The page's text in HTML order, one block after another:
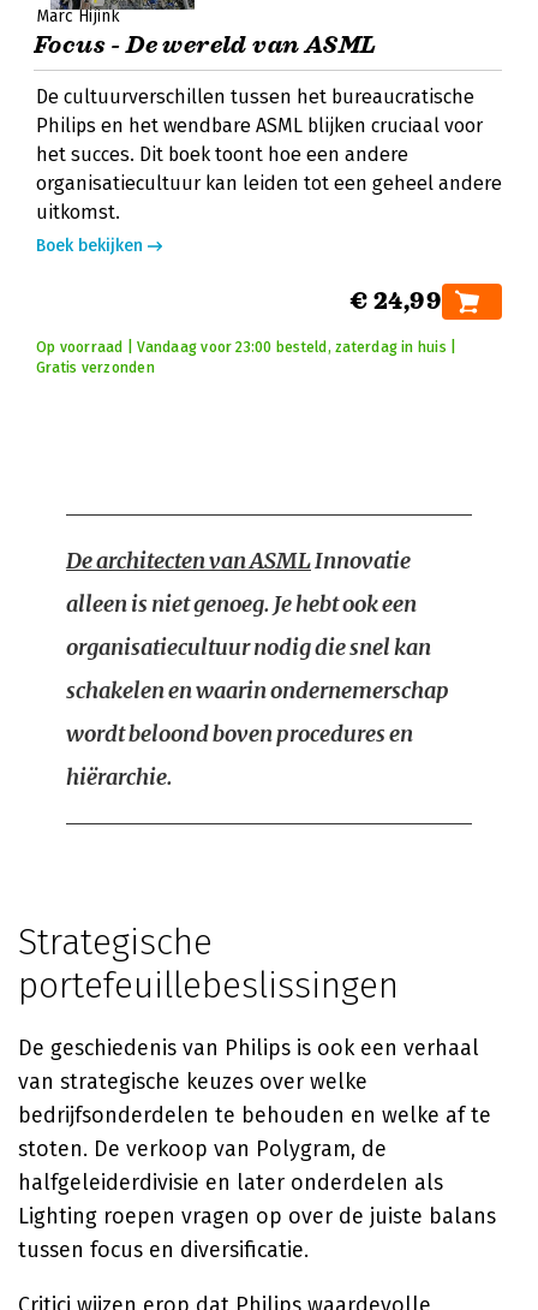
Marc Hijink
Focus - De wereld van ASML
De cultuurverschillen tussen het bureaucratische
Philips en het wendbare ASML blijken cruciaal voor
het succes. Dit boek toont hoe een andere
organisatiecultuur kan leiden tot een geheel andere
uitkomst.
Boek bekijken
€ 24,99
Op voorraad | Vandaag voor 23:00 besteld, zaterdag in huis |
Gratis verzonden
De architecten van ASMLInnovatie
alleen is niet genoeg. Je hebt ook een
organisatiecultuur nodig die snel kan
schakelen en waarin ondernemerschap
wordt beloond boven procedures en
hiërarchie.
Strategische
portefeuillebeslissingen
De geschiedenis van Philips is ook een verhaal
van strategische keuzes over welke
bedrijfsonderdelen te behouden en welke af te
stoten. De verkoop van Polygram, de
halfgeleiderdivisie en later onderdelen als
Lighting roepen vragen op over de juiste balans
tussen focus en diversificatie.